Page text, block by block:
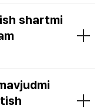
shartmi